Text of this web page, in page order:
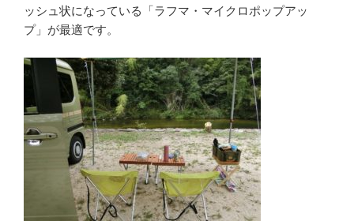
ッシュ状になっている「ラフマ・マイクロポップアッ
プ」が最適です。